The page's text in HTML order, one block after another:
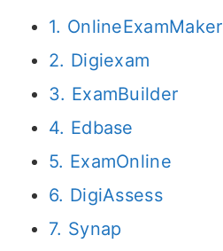
1. OnlineExamMaker
2. Digiexam
3. ExamBuilder
4. Edbase
5. ExamOnline
6. DigiAssess
7. Synap